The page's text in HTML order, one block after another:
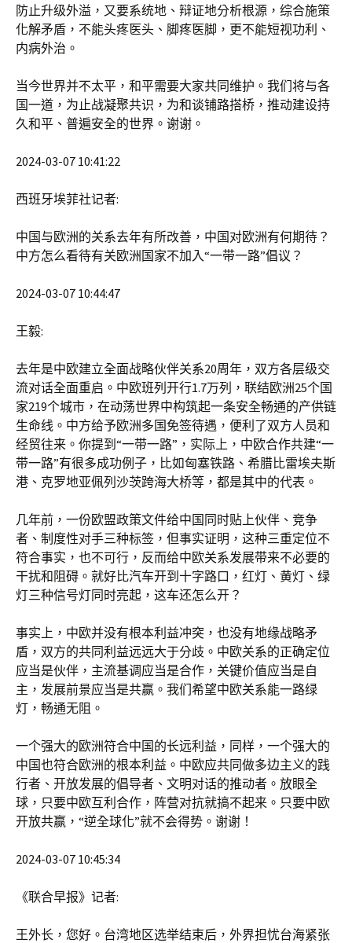
防止升级外溢，又要系统地、辩证地分析根源，综合施策
化解矛盾，不能头疼医头、脚疼医脚，更不能短视功利、
内病外治。
当今世界并不太平，和平需要大家共同维护。我们将与各
国一道，为止战凝聚共识，为和谈铺路搭桥，推动建设持
久和平、普遍安全的世界。谢谢。
2024-03-07 10:41:22
西班牙埃菲社记者:
中国与欧洲的关系去年有所改善，中国对欧洲有何期待？
中方怎么看待有关欧洲国家不加入“一带一路”倡议？
2024-03-07 10:44:47
王毅:
去年是中欧建立全面战略伙伴关系20周年，双方各层级交
流对话全面重启。中欧班列开行1.7万列，联结欧洲25个国
家219个城市，在动荡世界中构筑起一条安全畅通的产供链
生命线。中方给予欧洲多国免签待遇，便利了双方人员和
经贸往来。你提到“一带一路”，实际上，中欧合作共建“一
带一路”有很多成功例子，比如匈塞铁路、希腊比雷埃夫斯
港、克罗地亚佩列沙茨跨海大桥等，都是其中的代表。
几年前，一份欧盟政策文件给中国同时贴上伙伴、竞争
者、制度性对手三种标签，但事实证明，这种三重定位不
符合事实，也不可行，反而给中欧关系发展带来不必要的
干扰和阻碍。就好比汽车开到十字路口，红灯、黄灯、绿
灯三种信号灯同时亮起，这车还怎么开？
事实上，中欧并没有根本利益冲突，也没有地缘战略矛
盾，双方的共同利益远远大于分歧。中欧关系的正确定位
应当是伙伴，主流基调应当是合作，关键价值应当是自
主，发展前景应当是共赢。我们希望中欧关系能一路绿
灯，畅通无阻。
一个强大的欧洲符合中国的长远利益，同样，一个强大的
中国也符合欧洲的根本利益。中欧应共同做多边主义的践
行者、开放发展的倡导者、文明对话的推动者。放眼全
球，只要中欧互利合作，阵营对抗就搞不起来。只要中欧
开放共赢，“逆全球化”就不会得势。谢谢！
2024-03-07 10:45:34
《联合早报》记者:
王外长，您好。台湾地区选举结束后，外界担忧台海紧张